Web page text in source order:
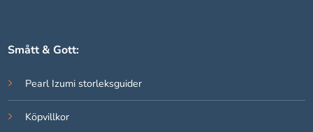
Smått & Gott:
Pearl Izumi storleksguider
Köpvillkor
Upplevelse
prestera så
bra som
möjligt under